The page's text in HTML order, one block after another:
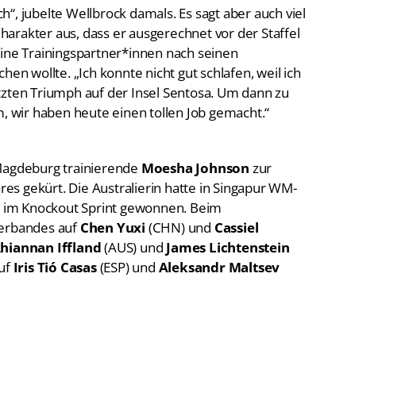
jubelte Wellbrock damals. Es sagt aber auch viel
aus, dass er ausgerechnet vor der Staffel
Trainingspartner*innen nach seinen
wollte. „Ich konnte nicht gut schlafen, weil ich
Triumph auf der Insel Sentosa. Um dann zu
wir haben heute einen tollen Job gemacht.“
trainierende Moesha Johnson zur
gekürt. Die Australierin hatte in Singapur WM-
Knockout Sprint gewonnen. Beim
aufChen Yuxi (CHN) und Cassiel
Iffland(AUS) und James Lichtenstein
Iris Tió Casas(ESP) und Aleksandr Maltsev